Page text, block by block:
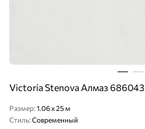
Victoria Stenova Алмаз 686043
Размер: 1.06 x 25 м
Стиль: Современный